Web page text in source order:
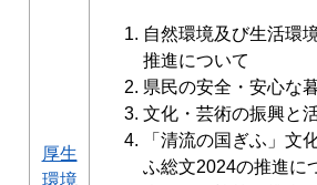
厚生
環境
自然環境及び生活環
推進について
県民の安全・安心な
文化・芸術の振興と
「清流の国ぎふ」文
ふ総文2024の推進に